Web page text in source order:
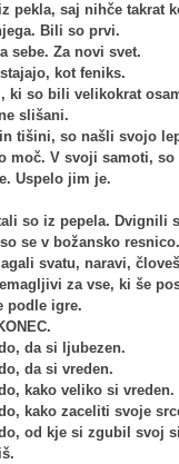
pekla, saj nihče takrat
Bili so prvi.
sebe. Za novi svet.
kot feniks.
ki so bili velikokrat
slišani.
tišini, so našli svojo
moč. V svoji samoti, so
Uspelo jim je.
so iz pepela. Dvignili
se v božansko resnico.
svatu, naravi,
za vse, ki še
podle igre.
da si ljubezen.
da si vreden.
kako veliko si vreden.
kako zaceliti svoje
od kje si zgubil svoj